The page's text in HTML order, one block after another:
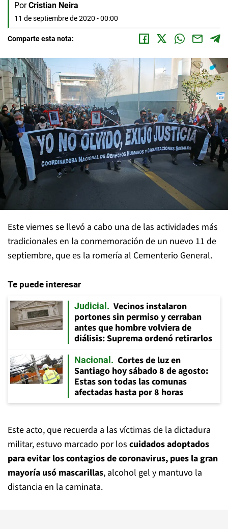
Por Cristian Neira
11 de septiembre de 2020 - 00:00
Comparte esta nota:
Este viernes se llevó a cabo una de las actividades más
tradicionales en la conmemoración de un nuevo 11 de
septiembre, que es la romería al Cementerio General.
Te puede interesar
Judicial
Vecinos instalaron
portones sin permiso y cerraban
antes que hombre volviera de
diálisis: Suprema ordenó retirarlos
Nacional
Cortes de luz en
Santiago hoy sábado 8 de agosto:
Estas son todas las comunas
afectadas hasta por 8 horas
Este acto, que recuerda a las víctimas de la dictadura
militar, estuvo marcado por los cuidados adoptados
para evitar los contagios de coronavirus, pues la gran
mayoría usó mascarillas, alcohol gel y mantuvo la
distancia en la caminata.